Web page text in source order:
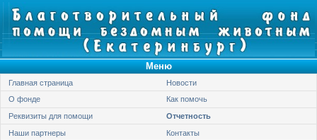
Меню
Главная страница
Новости
О фонде
Как помочь
Реквизиты для помощи
Отчетность
Наши партнеры
Контакты